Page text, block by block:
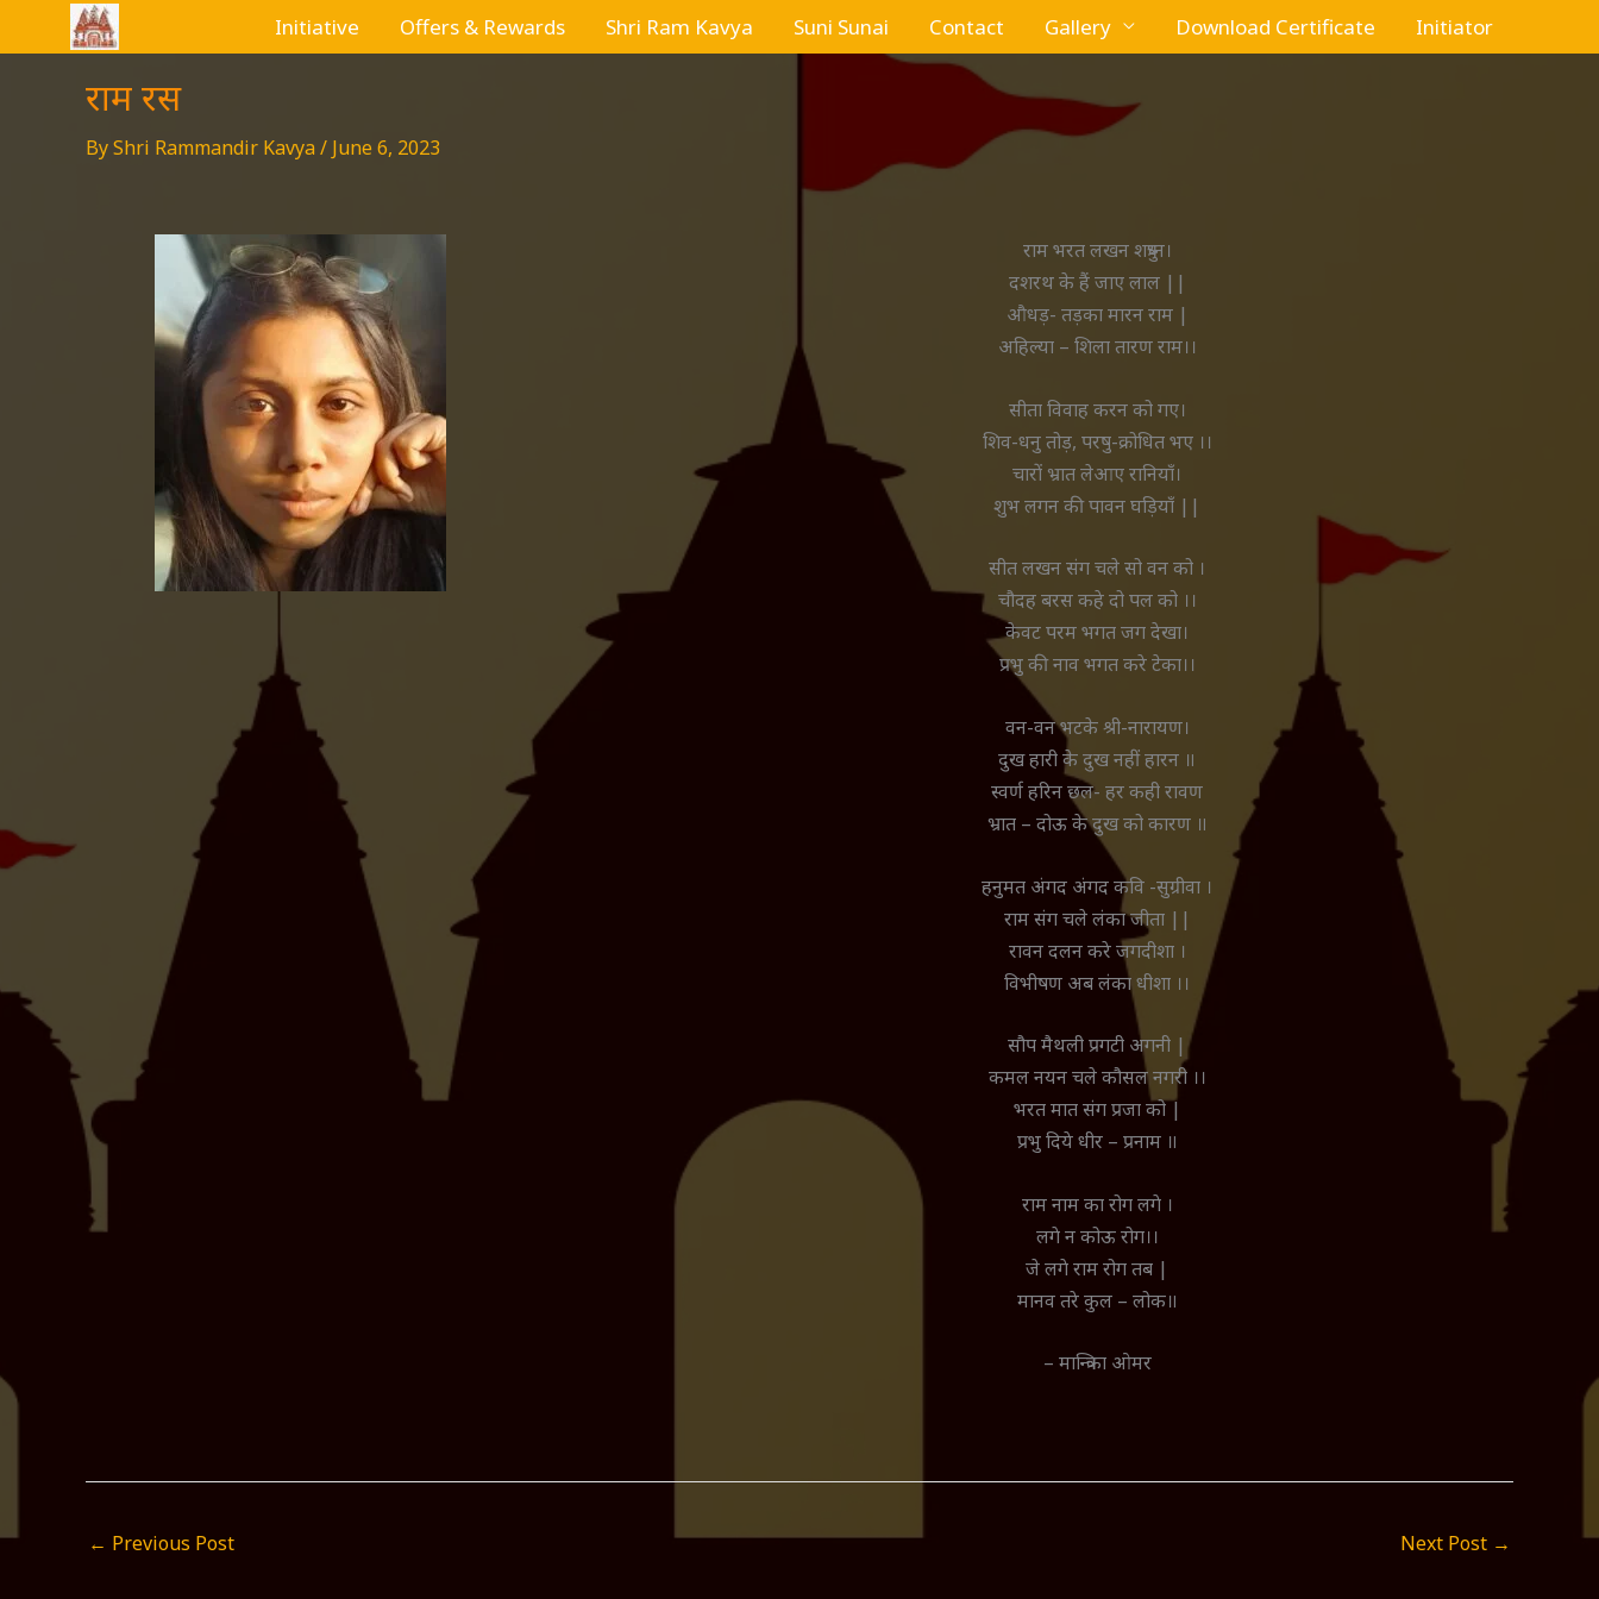
Initiative Offers & Rewards Shri Ram Kavya Suni Sunai Contact Gallery Download Certificate Initiator
राम रस
ByShri Rammandir Kavya / June 6, 2023
राम भरत लखन शत्रुध्न।
दशरथ के हैं जाए लाल ||
औधड़- तड़का मारन राम |
अहिल्या – शिला तारण राम।।
सीता विवाह करन को गए।
शिव-धनु तोड़, परषु-क्रोधित भए ।।
चारों भ्रात लेआए रानियाँ।
शुभ लगन की पावन घड़ियाँ ||
सीत लखन संग चले सो वन को ।
चौदह बरस कहे दो पल को ।।
केवट परम भगत जग देखा।
प्रभु की नाव भगत करे टेका।।
वन-वन भटके श्री-नारायण।
दुख हारी के दुख नहीं हारन ॥
स्वर्ण हरिन छल- हर कही रावण
भ्रात – दोऊ के दुख को कारण ॥
हनुमत अंगद अंगद कवि -सुग्रीवा ।
राम संग चले लंका जीता ||
रावन दलन करे जगदीशा ।
विभीषण अब लंका धीशा ।।
सौप मैथली प्रगटी अगनी |
कमल नयन चले कौसल नगरी ।।
भरत मात संग प्रजा को |
प्रभु दिये धीर – प्रनाम ॥
राम नाम का रोग लगे ।
लगे न कोऊ रोग।।
जे लगे राम रोग तब |
मानव तरे कुल – लोक॥
– मान्त्रिका ओमर
← Previous Post Next Post →